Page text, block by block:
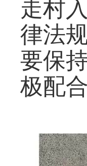
走村
律法
要保
极配